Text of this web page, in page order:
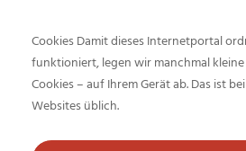
Inside-Network.net
Cookies Damit dieses Internetportal
funktioniert, legen wir manchmal
Cookies – auf Ihrem Gerät ab. Das ist
Websites üblich.